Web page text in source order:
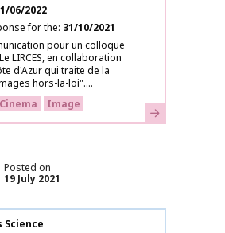
06/2022
for the 31/10/2021
pour un colloque
LIRCES, en collaboration
d'Azur qui traite de la
hors-la-loi"....
Cinema Image Learn more
Posted on
19 July 2021
Science